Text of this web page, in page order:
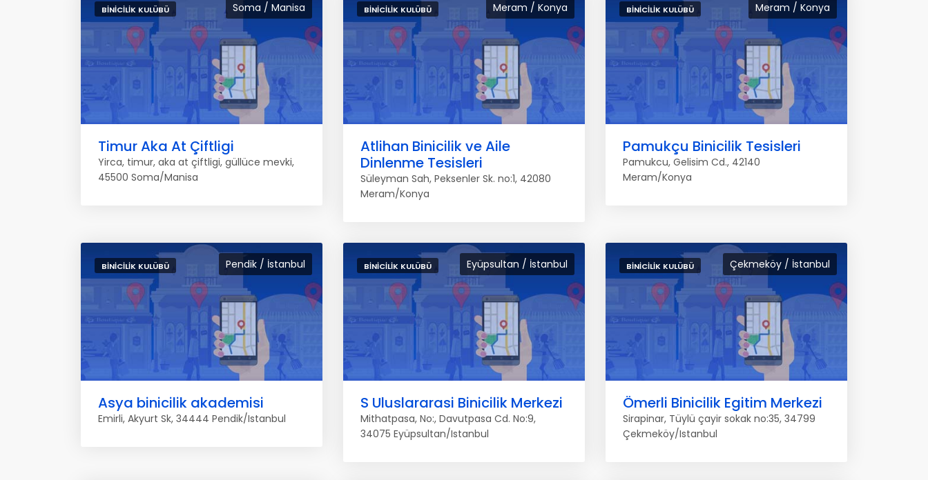
Soma / Manisa
BINICILIK KULÜBÜ
Timur Aka At Çiftligi
Yirca, timur, aka at çiftligi, güllüce mevki,
45500 Soma/Manisa
Meram / Konya
BINICILIK KULÜBÜ
Atlihan Binicilik ve Aile
Dinlenme Tesisleri
Süleyman Sah, Peksenler Sk. no:1, 42080
Meram/Konya
Meram / Konya
BINICILIK KULÜBÜ
Pamukçu Binicilik Tesisleri
Pamukcu, Gelisim Cd., 42140
Meram/Konya
Pendik / İstanbul
BINICILIK KULÜBÜ
Asya binicilik akademisi
Emirli, Akyurt Sk, 34444 Pendik/Istanbul
Eyüpsultan / İstanbul
BINICILIK KULÜBÜ
S Uluslararasi Binicilik Merkezi
Mithatpasa, No:, Davutpasa Cd. No:9,
34075 Eyüpsultan/Istanbul
Çekmeköy / İstanbul
BINICILIK KULÜBÜ
Ömerli Binicilik Egitim Merkezi
Sirapinar, Tüylü çayir sokak no:35, 34799
Çekmeköy/Istanbul